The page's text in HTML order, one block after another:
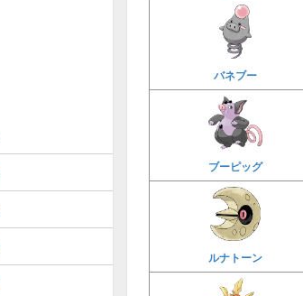
バネブー
ブーピッグ
ルナトーン